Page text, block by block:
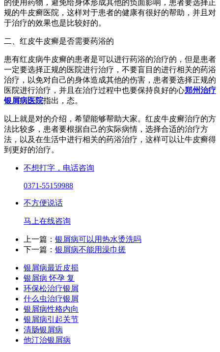
的使用药物，避免给身体形成其他的负面影响，患者要选择正
规的牛皮癣医院，这样对于患者的健康有很好的帮助，并且对
于治疗的效果也是比较好的。
二、红皮牛皮癣是否需要药浴的
患有红皮病牛皮癣的患者是可以进行药浴的治疗的，但是患者
一定要选择正规的医院进行治疗，不要盲目的进行相关的药浴
治疗，以免对自己的身体造成其他的伤害，患者要选择正规的
医院进行治疗，并且在治疗过程中也要保持良好的心郑州治疗
银屑病医院指出，态。
以上就是对的介绍，希望能够帮助大家。红皮牛皮癣治疗的方
法比较多，患者要根据自己的实际病情，选择合适的治疗方
法，以及在生活中进行相关的药浴治疗，这样可以让牛皮癣得
到更好的治疗。
不想打字，电话咨询
0371-55159988
不方便说话
马上在线咨询
上一篇： 银屑病可以用热水烫洗吗
下一篇： 银屑病不能用澡巾搓
银屑病最近皮损
银屑病 怀孕 复
环保松治疗银屑
什么虫治疗银屑
银屑病性格内向
银屑病引起关节
清肠银屑病
他汀治银屑病